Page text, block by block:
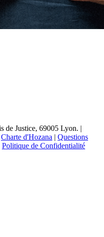
de Justice, 69005 Lyon. |
Charte d'Hozana | Questions
Politique de Confidentialité